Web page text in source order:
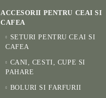
ACCESORII PENTRU CEAI SI
CAFEA
SETURI PENTRU CEAI SI
CAFEA
CANI, CESTI, CUPE SI
PAHARE
BOLURI SI FARFURII